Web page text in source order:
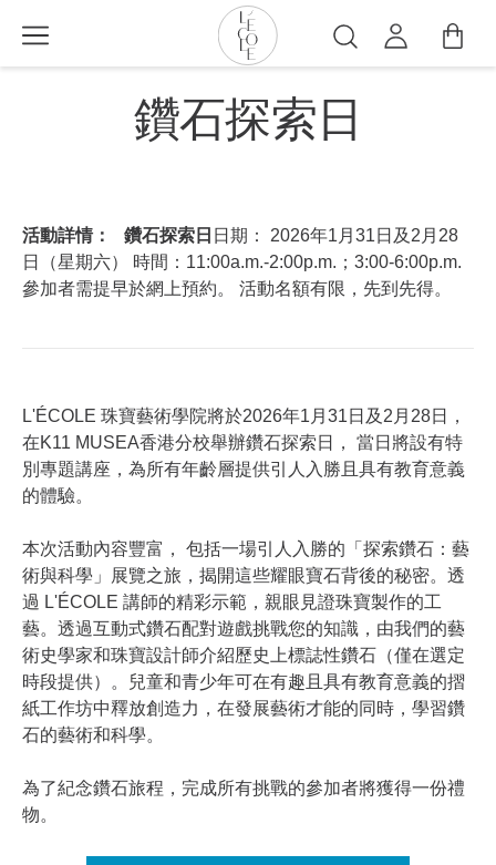
主
School
of
搜
尋
鑽石探索日
活動詳情： 鑽石探索日 日期： 2026年1月31日及2月28
日（星期六） 時間：11:00a.m.-2:00p.m.；3:00-6:00p.m.
參加者需提早於網上預約。 活動名額有限，先到先得。
L'ÉCOLE 珠寶藝術學院將於2026年1月31日及2月28日，
在K11 MUSEA香港分校舉辦鑽石探索日， 當日將設有特
別專題講座，為所有年齡層提供引人入勝且具有教育意義
的體驗。
本次活動內容豐富， 包括一場引人入勝的「探索鑽石：藝
術與科學」展覽之旅，揭開這些耀眼寶石背後的秘密。透
過 L'ÉCOLE 講師的精彩示範，親眼見證珠寶製作的工
藝。透過互動式鑽石配對遊戲挑戰您的知識，由我們的藝
術史學家和珠寶設計師介紹歷史上標誌性鑽石（僅在選定
時段提供）。兒童和青少年可在有趣且具有教育意義的摺
紙工作坊中釋放創造力，在發展藝術才能的同時，學習鑽
石的藝術和科學。
為了紀念鑽石旅程，完成所有挑戰的參加者將獲得一份禮
物。